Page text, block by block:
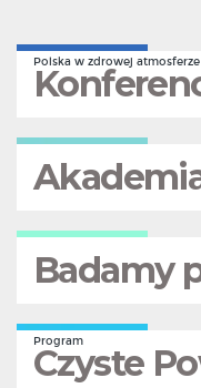
Polska w zdrowej atmosferze
Badamy
Program
Czyste